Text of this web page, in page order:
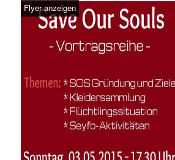
Flyer anzeigen